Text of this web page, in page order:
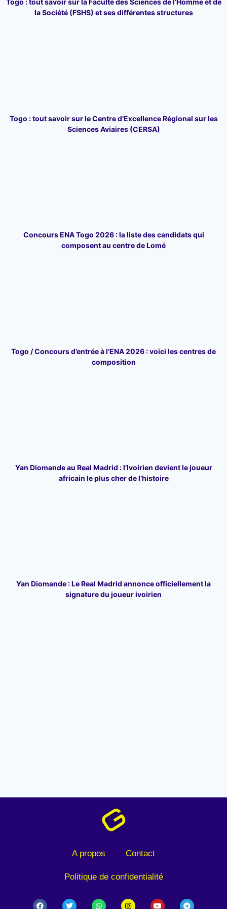
Togo : tout savoir sur la Faculté des Sciences de l’Homme et de
la Société (FSHS) et ses différentes structures
Togo : tout savoir sur le Centre d’Excellence Régional sur les
Sciences Aviaires (CERSA)
Concours ENA Togo 2026 : la liste des candidats qui
composent au centre de Lomé
Togo / Concours d’entrée à l’ENA 2026 : voici les centres de
composition
Yan Diomande au Real Madrid : l’Ivoirien devient le joueur
africain le plus cher de l’histoire
Yan Diomande : Le Real Madrid annonce officiellement la
signature du joueur ivoirien
A propos Contact
Politique de confidentialité